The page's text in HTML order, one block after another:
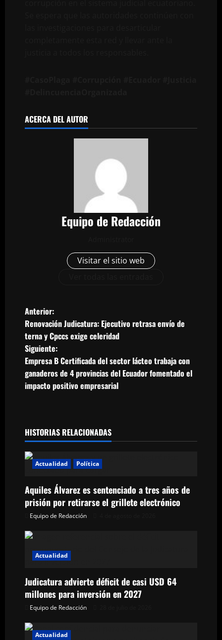
ACERCA DEL AUTOR
Equipo de Redacción
Visitar el sitio web
N
a
v
e
c
i
ó
n
d
e
n
r
Anterior:
Renovación Judicatura: Ejecutivo retrasa envío de
terna y Cpccs exige celeridad
Siguiente:
Empresa B Certificada del sector lácteo trabaja con
ganaderos de 4 provincias del Ecuador fomentado el
impacto positivo empresarial
HISTORIAS RELACIONADAS
Actualidad Política
Aquiles Álvarez es sentenciado a tres años de
prisión por retirarse el grillete electrónico
Equipo de Redacción
Actualidad
Judicatura advierte déficit de casi USD 64
millones para inversión en 2027
Equipo de Redacción
Actualidad